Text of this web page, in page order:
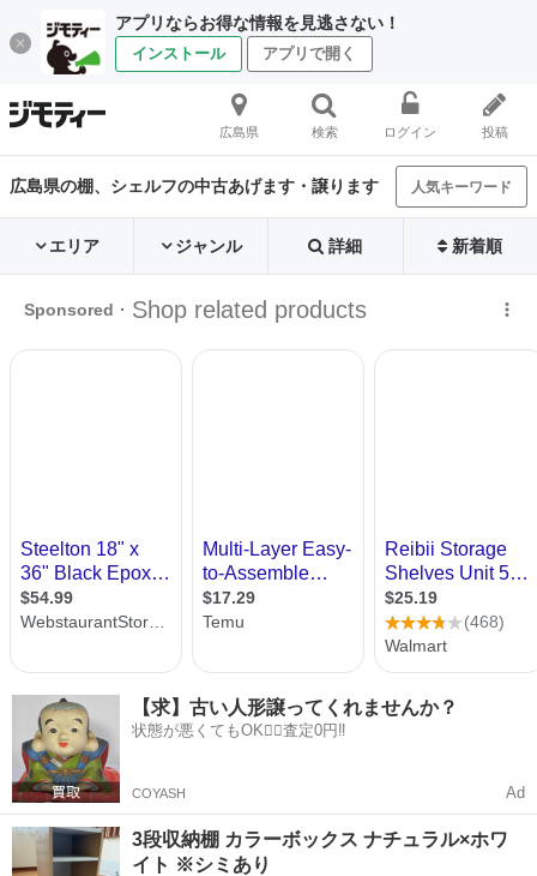
アプリならお得な情報を見逃さない！
インストール アプリで開く
広島県 検索 ログイン 投稿
広島県の棚、シェルフの中古あげます・譲ります 人気キーワード
エリア ジャンル 詳細 新着順
【求】古い人形譲ってくれませんか？
状態が悪くてもOK🙆‍♀️査定0円‼️
COYASH Ad
3段収納棚 カラーボックス ナチュラル×ホワ
イト ※シミあり